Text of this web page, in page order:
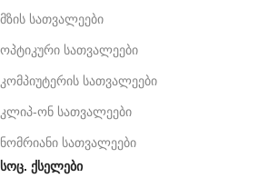
მზის სათვალეები
ოპტიკური სათვალეები
კომპიუტერის სათვალეები
კლიპ-ონ სათვალეები
ნომრიანი სათვალეები
სოც. ქსელები